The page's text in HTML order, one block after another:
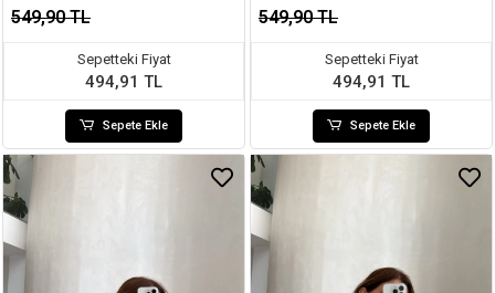
549,90 TL
Sepetteki Fiyat
494,91 TL
Sepete Ekle
549,90 TL
Sepetteki Fiyat
494,91 TL
Sepete Ekle